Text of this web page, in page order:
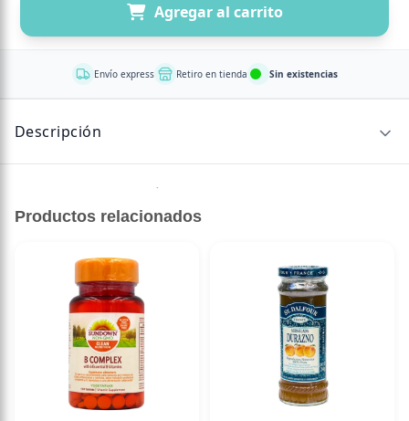
Agregar al carrito
Envío express Retiro en tienda Sin existencias
Descripción
Prueba nuestra Porción Individual de Tarta Red Velvet, un
postre que combina texturas y sabores únicos.
con masa sablée, rellena de bizcocho red velvet, gel de
frambuesa, y centro de frosting de mantequilla clásica y
crema de chocolate blanco. Decorada con chocolate
amargo, endulzada con alulosa, con producción artesanal.
¡Disfruta de esta combinación especial de tradición y
sabor en cada bocado!
Productos relacionados